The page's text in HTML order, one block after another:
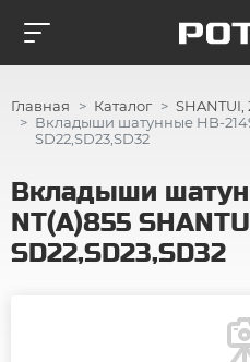
Главная Каталог
SHANTUI,
Вкладыши шатунные HB-
SD22,SD23,SD32
Вкладыши
NT(A)855
SD22,SD23,SD32